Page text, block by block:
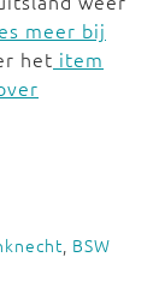
meer bij
het item
, BSW